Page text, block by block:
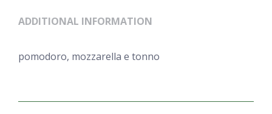
ADDITIONAL INFORMATION
pomodoro, mozzarella e tonno